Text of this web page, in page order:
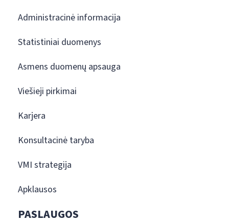
Administracinė informacija
Statistiniai duomenys
Asmens duomenų apsauga
Viešieji pirkimai
Karjera
Konsultacinė taryba
VMI strategija
Apklausos
PASLAUGOS